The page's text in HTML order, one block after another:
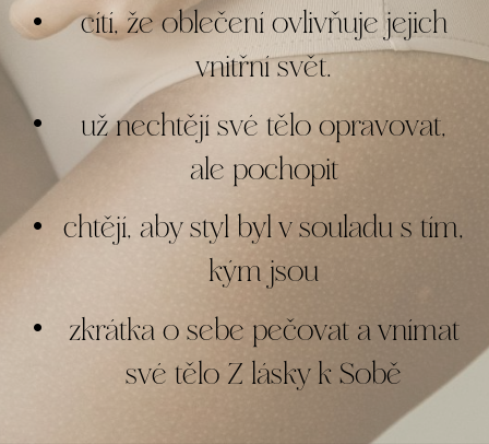
cítí, že oblečení ovlivňuje jejich
vnitřní svět.
už nechtějí své tělo opravovat,
ale pochopit
chtějí, aby styl byl v souladu s tím,
kým jsou
zkrátka o sebe pečovat a vnímat
své tělo Z lásky k Sobě